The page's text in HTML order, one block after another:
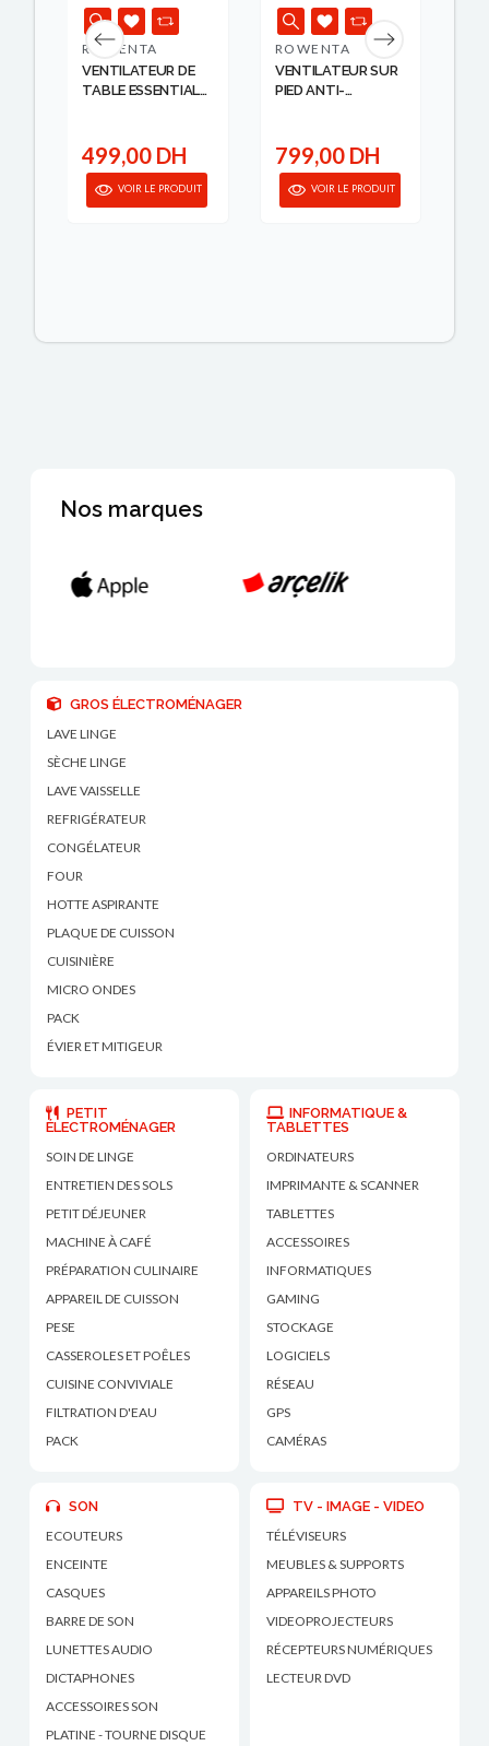
ROWENTA
VENTILATEUR DE
TABLE ESSENTIAL
499,00 DH
VOIR LE PRODUIT
ROWENTA
VENTILATEUR SUR
PIED ANTI-
799,00 DH
VOIR LE PRODUIT
Nos marques
GROS ÉLECTROMÉNAGER
LAVE LINGE
SÈCHE LINGE
LAVE VAISSELLE
REFRIGÉRATEUR
CONGÉLATEUR
FOUR
HOTTE ASPIRANTE
PLAQUE DE CUISSON
CUISINIÈRE
MICRO ONDES
PACK
ÉVIER ET MITIGEUR
PETIT
ÉLECTROMÉNAGER
SOIN DE LINGE
ENTRETIEN DES SOLS
PETIT DÉJEUNER
MACHINE À CAFÉ
PRÉPARATION CULINAIRE
APPAREIL DE CUISSON
PESE
CASSEROLES ET POÊLES
CUISINE CONVIVIALE
FILTRATION D'EAU
PACK
INFORMATIQUE &
TABLETTES
ORDINATEURS
IMPRIMANTE & SCANNER
TABLETTES
ACCESSOIRES
INFORMATIQUES
GAMING
STOCKAGE
LOGICIELS
RÉSEAU
GPS
CAMÉRAS
SON
ECOUTEURS
ENCEINTE
CASQUES
BARRE DE SON
LUNETTES AUDIO
DICTAPHONES
ACCESSOIRES SON
PLATINE - TOURNE DISQUE
TV - IMAGE - VIDEO
TÉLÉVISEURS
MEUBLES & SUPPORTS
APPAREILS PHOTO
VIDEOPROJECTEURS
RÉCEPTEURS NUMÉRIQUES
LECTEUR DVD